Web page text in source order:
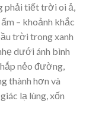
phải tiết trời oi ả,
– khoảnh khắc
trời trong xanh
dưới ánh bình
nẻo đường,
thành hơn và
lạ lùng, xốn